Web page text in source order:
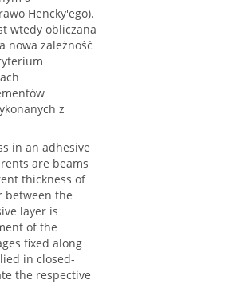
Hencky'ego).
wtedy obliczana
nowa zależność
z
in an adhesive
are beams
thickness of
between the
layer is
of the
fixed along
in closed-
the respective